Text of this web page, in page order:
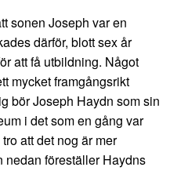
sonen Joseph var en
därför, blott sex år
att få utbildning. Något
mycket framgångsrikt
bör Joseph Haydn som sin
i det som en gång var
att det nog är mer
nedan föreställer Haydns